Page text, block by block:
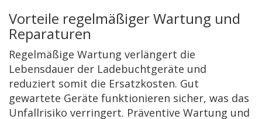
Vorteile regelmäßiger Wartung und
Reparaturen
Regelmäßige Wartung verlängert die
Lebensdauer der Ladebuchtgeräte und
reduziert somit die Ersatzkosten. Gut
gewartete Geräte funktionieren sicher, was das
Unfallrisiko verringert. Präventive Wartung und